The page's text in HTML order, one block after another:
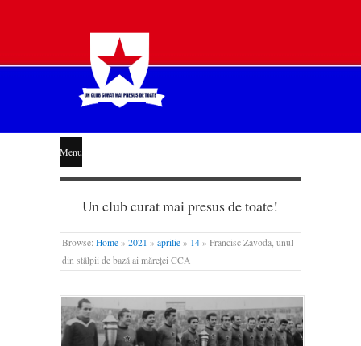
STEAUA
LIBERĂ
Menu
Un club curat mai presus de toate!
Browse: Home » 2021 » aprilie » 14 » Francisc Zavoda, unul
din stâlpii de bază ai măreței CCA